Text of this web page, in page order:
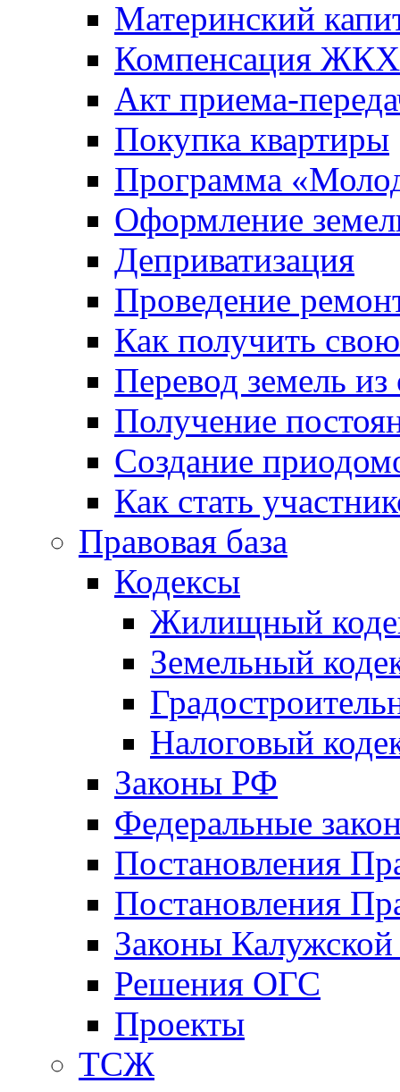
Материнский
Компенсация ЖКХ
Акт приема-
Покупка квартиры
Программа
Оформление
Деприватизация
Проведение
Как получить
Перевод земель
Получение
Создание
Как стать
Правовая база
Кодексы
Жилищный
Земельный
Налоговый
Законы РФ
Федеральные
Постановления
Постановления
Законы Калужской
Решения ОГС
Проекты
ТСЖ